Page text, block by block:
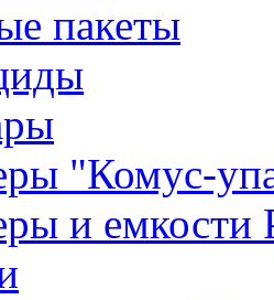
пакеты
"Комус-
и емкости